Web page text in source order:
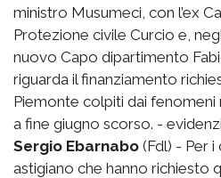
ministro Musumeci, con l’ex
Protezione civile Curcio e,
nuovo Capo dipartimento
riguarda il finanziamento
Piemonte colpiti dai
a fine giugno scorso. -
Sergio Ebarnabo (Fdl) - Per
astigiano che hanno richiesto